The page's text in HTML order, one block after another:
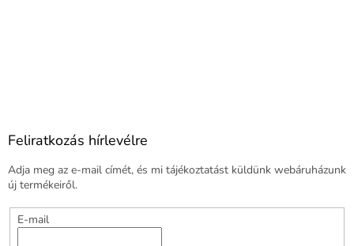
Feliratkozás hírlevélre
Adja meg az e-mail címét, és mi tájékoztatást küldünk webáruházunk
új termékeiről.
E-mail